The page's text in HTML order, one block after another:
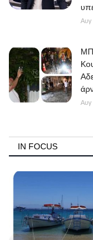
Αυγ
Αυγ
IN FOCUS